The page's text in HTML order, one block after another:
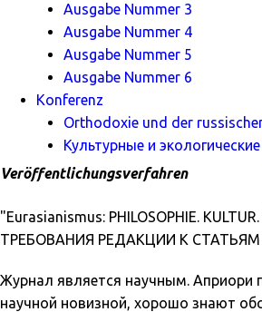
Ausgabe Nummer 3
Ausgabe Nummer 4
Ausgabe Nummer 5
Ausgabe Nummer 6
Konferenz
Orthodoxie und der
Культурные и
Veröffentlichungsverfahren
"Eurasianismus: PHILOSOPHIE.
ТРЕБОВАНИЯ РЕДАКЦИИ К
Журнал является научным. Априори
научной новизной, хорошо знают